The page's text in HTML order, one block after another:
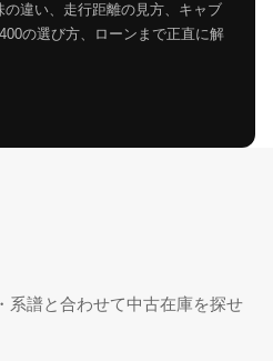
の違い、走行距離の見方、キャブ
の選び方、ローンまで正直に解
系譜と合わせて中古在庫を探せ